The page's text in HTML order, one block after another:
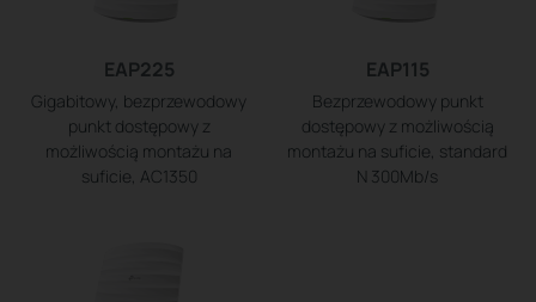
EAP225
Gigabitowy, bezprzewodowy
punkt dostępowy z
możliwością montażu na
suficie, AC1350
EAP115
Bezprzewodowy punkt
dostępowy z możliwością
montażu na suficie, standard
N 300Mb/s